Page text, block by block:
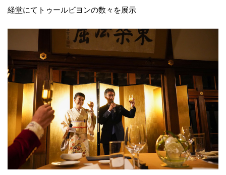
経堂にてトゥールビヨンの数々を展示